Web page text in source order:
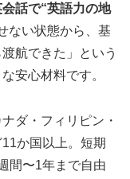
話で“英語力の地
ない状態から、基
航できた」という
安心材料です。
ダ・フィリピン・
か国以上。短期
間〜1年まで自由